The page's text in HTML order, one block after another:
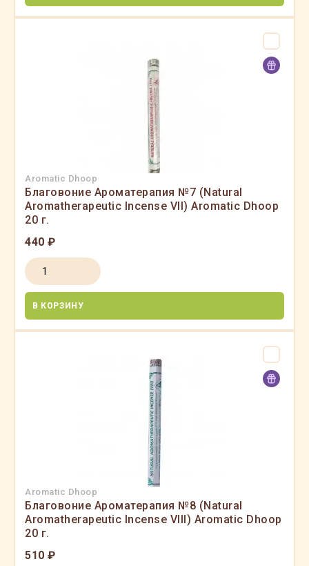
Aromatic Dhoop
Благовоние Ароматерапия №7 (Natural
Aromatherapeutic Incense VII) Aromatic Dhoop
20 г.
440 ₽
В КОРЗИНУ
Aromatic Dhoop
Благовоние Ароматерапия №8 (Natural
Aromatherapeutic Incense VIII) Aromatic Dhoop
20 г.
510 ₽